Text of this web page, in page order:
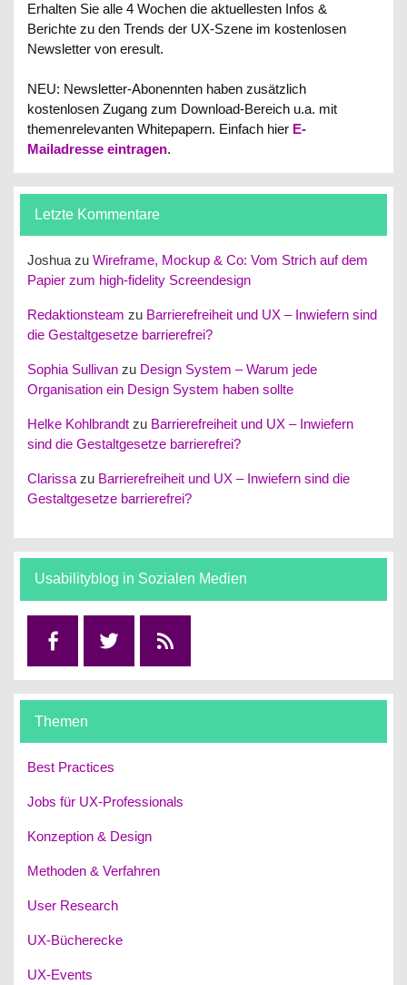
Erhalten Sie alle 4 Wochen die aktuellesten Infos &
Berichte zu den Trends der UX-Szene im kostenlosen
Newsletter von eresult.
NEU: Newsletter-Abonennten haben zusätzlich
kostenlosen Zugang zum Download-Bereich u.a. mit
themenrelevanten Whitepapern. Einfach hier E-
Mailadresse eintragen.
Letzte Kommentare
Joshua zuWireframe, Mockup & Co: Vom Strich auf dem
Papier zum high-fidelity Screendesign
Redaktionsteam zu Barrierefreiheit und UX – Inwiefern sind
die Gestaltgesetze barrierefrei?
Sophia Sullivan zu Design System – Warum jede
Organisation ein Design System haben sollte
Helke Kohlbrandt zu Barrierefreiheit und UX – Inwiefern
sind die Gestaltgesetze barrierefrei?
Clarissa zu Barrierefreiheit und UX – Inwiefern sind die
Gestaltgesetze barrierefrei?
Usabilityblog in Sozialen Medien
Themen
Best Practices
Jobs für UX-Professionals
Konzeption & Design
Methoden & Verfahren
User Research
UX-Bücherecke
UX-Events